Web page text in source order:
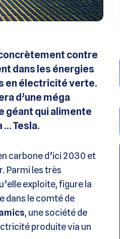
contre
dans les énergies
en électricité verte.
d’une méga
géant qui alimente
… Tesla.
carbone d’ici 2030 et
Parmi les très
exploite, figure la
dans le comté de
, une société de
produite via un